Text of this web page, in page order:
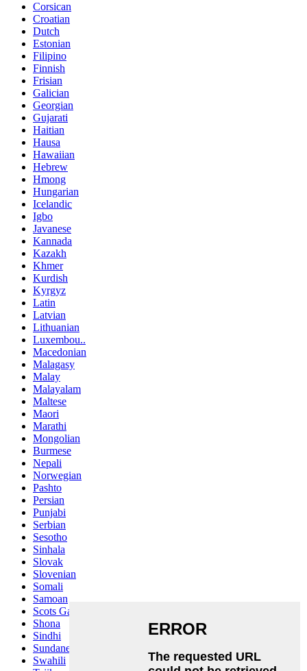
Corsican
Croatian
Dutch
Estonian
Filipino
Finnish
Frisian
Galician
Georgian
Gujarati
Haitian
Hausa
Hawaiian
Hebrew
Hmong
Hungarian
Icelandic
Igbo
Javanese
Kannada
Kazakh
Khmer
Kurdish
Kyrgyz
Latin
Latvian
Lithuanian
Luxembou..
Macedonian
Malagasy
Malay
Malayalam
Maltese
Maori
Marathi
Mongolian
Burmese
Nepali
Norwegian
Pashto
Persian
Punjabi
Serbian
Sesotho
Sinhala
Slovak
Slovenian
Somali
Samoan
Scots Gaelic
Shona
Sindhi
Sundanese
Swahili